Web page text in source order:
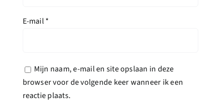
E-mail*
Mijn naam, e-mail en site opslaan in deze
browser voor de volgende keer wanneer ik een
reactie plaats.